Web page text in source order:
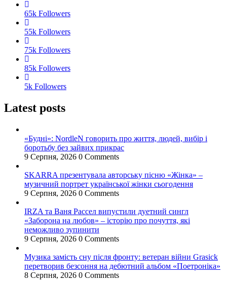
65k Followers
55k Followers
75k Followers
85k Followers
5k Followers
Latest posts
«Будні»: NordleN говорить про життя, людей, вибір і
боротьбу без зайвих прикрас
9 Серпня, 2026 0 Comments
SKARRA презентувала авторську пісню «Жінка» –
музичний портрет української жінки сьогодення
9 Серпня, 2026 0 Comments
IRZA та Ваня Рассел випустили дуетний сингл
«Заборона на любов» – історію про почуття, які
неможливо зупинити
9 Серпня, 2026 0 Comments
Музика замість сну після фронту: ветеран війни Grasick
перетворив безсоння на дебютний альбом «Поетроніка»
8 Серпня, 2026 0 Comments